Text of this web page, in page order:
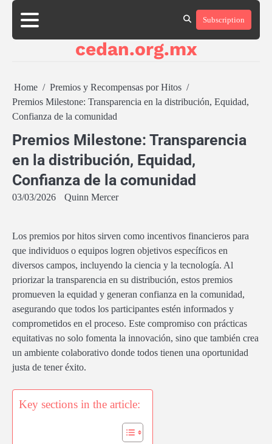
Skip
content
About
Contact
Cookie
Privacy
Sitemap
Terms
Conditions
Subscription
cedan.org.mx
Home
Premios y Recompensas por Hitos
Premios Milestone: Transparencia en la distribución, Equidad,
Confianza de la comunidad
Premios Milestone: Transparencia
en la distribución, Equidad,
Confianza de la comunidad
03/03/2026 Quinn Mercer
Los premios por hitos sirven como incentivos financieros para
que individuos o equipos logren objetivos específicos en
diversos campos, incluyendo la ciencia y la tecnología. Al
priorizar la transparencia en su distribución, estos premios
promueven la equidad y generan confianza en la comunidad,
asegurando que todos los participantes estén informados y
comprometidos en el proceso. Este compromiso con prácticas
equitativas no solo fomenta la innovación, sino que también crea
un ambiente colaborativo donde todos tienen una oportunidad
justa de tener éxito.
Key sections in the article: